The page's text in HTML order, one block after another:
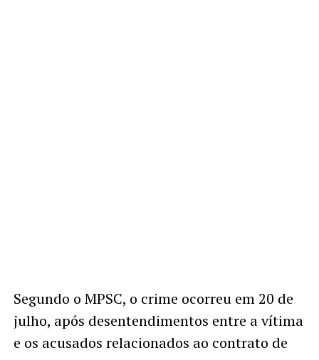
Segundo o MPSC, o crime ocorreu em 20 de
julho, após desentendimentos entre a vítima
e os acusados relacionados ao contrato de